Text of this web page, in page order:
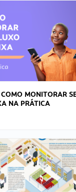
MONITORAR
NA PRÁTICA